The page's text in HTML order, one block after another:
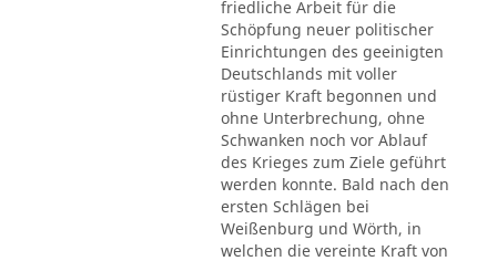
friedliche Arbeit für die
Schöpfung neuer politischer
Einrichtungen des geeinigten
Deutschlands mit voller
rüstiger Kraft begonnen und
ohne Unterbrechung, ohne
Schwanken noch vor Ablauf
des Krieges zum Ziele geführt
werden konnte. Bald nach den
ersten Schlägen bei
Weißenburg und Wörth, in
welchen die vereinte Kraft von